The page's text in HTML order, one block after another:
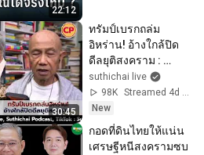
22:12
30:45
ทรัมป์เบรกถล่ม
อิหร่าน! อ้างใกล้ปิด
ดีลยุติสงคราม :
Suthichai Live 2-8-
69
suthichai live
98K
Streamed 4d ago
New
กอดที่ดินไทยให้แน่น
เศรษฐีหนีสงครามซบ